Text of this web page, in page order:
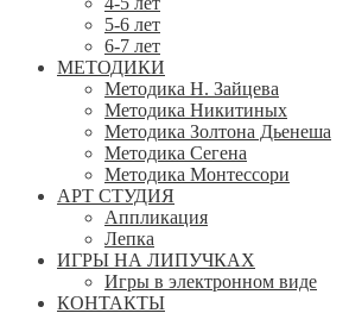
5-6 лет
6-7 лет
МЕТОДИКИ
Методика Н. Зайцева
Методика Никитиных
Методика Золтона Дьенеша
Методика Сегена
Методика Монтессори
АРТ СТУДИЯ
Аппликация
Лепка
ИГРЫ НА ЛИПУЧКАХ
Игры в электронном виде
КОНТАКТЫ